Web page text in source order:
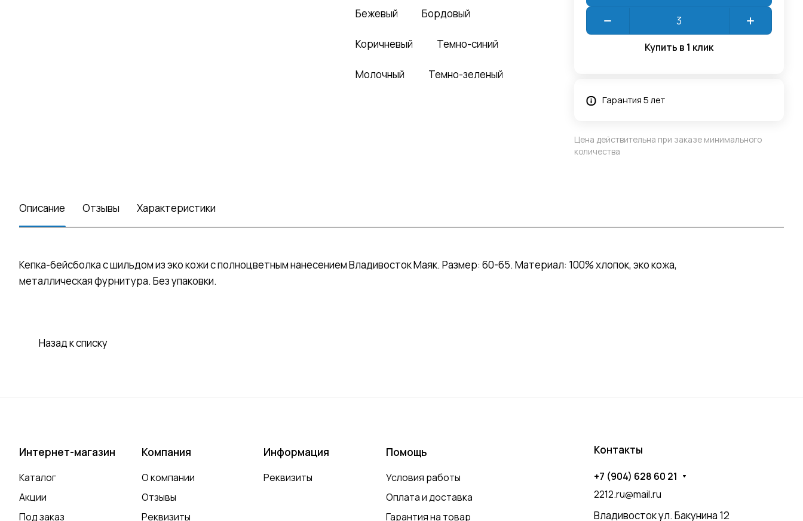
Бежевый Бордовый
Коричневый Темно-синий
Молочный Темно-зеленый
Купить в 1 клик
Гарантия 5 лет
Цена действительна при заказе минимального
количества
Описание Отзывы Характеристики
Кепка-бейсболка с шильдом из эко кожи с полноцветным нанесением Владивосток Маяк. Размер: 60-65. Материал: 100% хлопок, эко кожа,
металлическая фурнитура. Без упаковки.
Назад к списку
Интернет-магазин
Каталог
Акции
Под заказ
Компания
О компании
Отзывы
Реквизиты
Информация
Реквизиты
Помощь
Условия работы
Оплата и доставка
Гарантия на товар
Контакты
+7 (904) 628 60 21
2212.ru@mail.ru
Владивосток ул. Бакунина 12